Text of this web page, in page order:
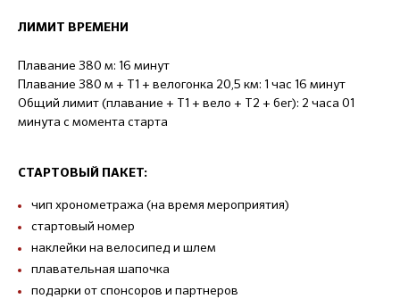
ЛИМИТ ВРЕМЕНИ
Плавание 380 м: 16 минут
Плавание 380 м + Т1 + велогонка 20,5 км: 1 час 16 минут
Общий лимит (плавание + Т1 + вело + Т2 + бег): 2 часа 01
минута с момента старта
СТАРТОВЫЙ ПАКЕТ:
чип хронометража (на время мероприятия)
стартовый номер
наклейки на велосипед и шлем
плавательная шапочка
подарки от спонсоров и партнеров